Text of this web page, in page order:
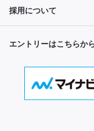
採用について
エントリーはこちらか